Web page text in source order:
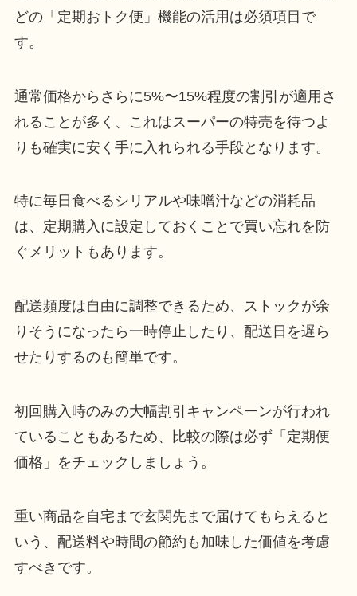
どの「定期おトク便」機能の活用は必須項目で
す。
通常価格からさらに5%〜15%程度の割引が適用さ
れることが多く、これはスーパーの特売を待つよ
りも確実に安く手に入れられる手段となります。
特に毎日食べるシリアルや味噌汁などの消耗品
は、定期購入に設定しておくことで買い忘れを防
ぐメリットもあります。
配送頻度は自由に調整できるため、ストックが余
りそうになったら一時停止したり、配送日を遅ら
せたりするのも簡単です。
初回購入時のみの大幅割引キャンペーンが行われ
ていることもあるため、比較の際は必ず「定期便
価格」をチェックしましょう。
重い商品を自宅まで玄関先まで届けてもらえると
いう、配送料や時間の節約も加味した価値を考慮
すべきです。